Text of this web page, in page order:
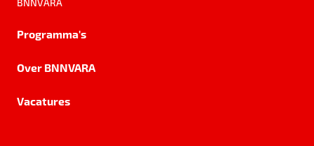
BNNVARA
Programma's
Over BNNVARA
Vacatures